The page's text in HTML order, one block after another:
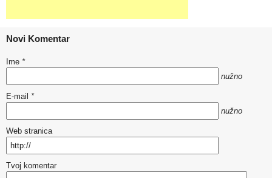
Novi Komentar
Ime *
nužno
E-mail *
nužno
Web stranica
Tvoj komentar